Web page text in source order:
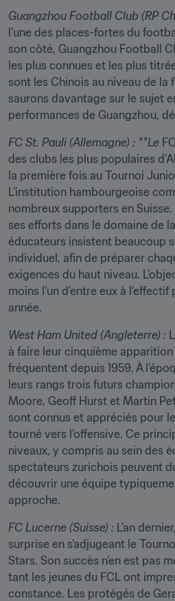
Guangzhou Football Club (RP
l’une des places-fortes du
son côté, Guangzhou Football
les plus connues et les plus
sont les Chinois au niveau de la
saurons davantage sur le sujet
performances de Guangzhou,
FC St. Pauli (Allemagne) : **Le
des clubs les plus populaires
la première fois au Tournoi
L’institution hambourgeoise
nombreux supporters en
ses efforts dans le domaine de
éducateurs insistent beaucoup
individuel, afin de préparer
exigences du haut niveau.
moins l’un d’entre eux à
année.
West Ham United (Angleterre) :
à faire leur cinquième
fréquentent depuis 1959. À
leurs rangs trois futurs
Moore, Geoff Hurst et Martin
sont connus et appréciés pour
tourné vers l’offensive. Ce
niveaux, y compris au sein des
spectateurs zurichois peuvent
découvrir une équipe
approche.
FC Lucerne (Suisse) : L’an
surprise en s’adjugeant le
Stars. Son succès n’en est pas
tant les jeunes du FCL ont
constance. Les protégés de